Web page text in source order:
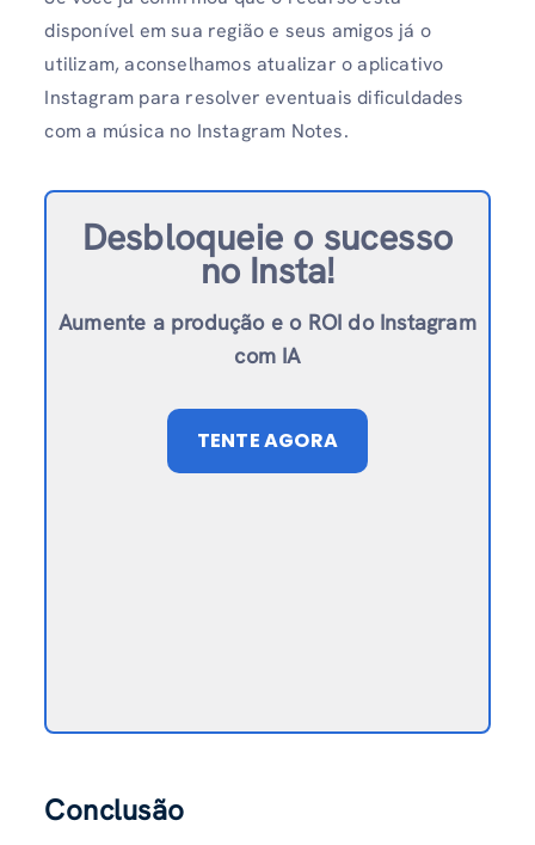
disponível em sua região e seus amigos já o
utilizam, aconselhamos atualizar o aplicativo
Instagram para resolver eventuais dificuldades
com a música no Instagram Notes.
Desbloqueie o sucesso
no Insta!
Aumente a produção e o ROI do Instagram
com IA
TENTE AGORA
Conclusão